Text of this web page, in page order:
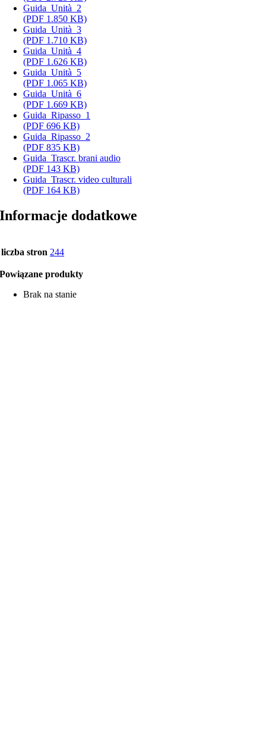
Guida_Unità_2
(PDF 1.850 KB)
Guida_Unità_3
(PDF 1.710 KB)
Guida_Unità_4
(PDF 1.626 KB)
Guida_Unità_5
(PDF 1.065 KB)
Guida_Unità_6
(PDF 1.669 KB)
Guida_Ripasso_1
(PDF 696 KB)
Guida_Ripasso_2
(PDF 835 KB)
Guida_Trascr. brani audio
(PDF 143 KB)
Guida_Trascr. video culturali
(PDF 164 KB)
Informacje dodatkowe
liczba stron 244
Powiązane produkty
Brak na stanie